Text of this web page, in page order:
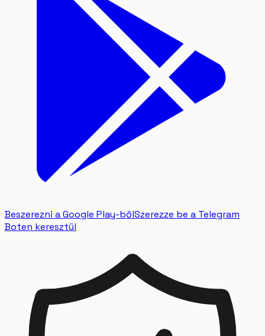
Beszerezni a Google Play-bőlSzerezze be a Telegram
Boten keresztül